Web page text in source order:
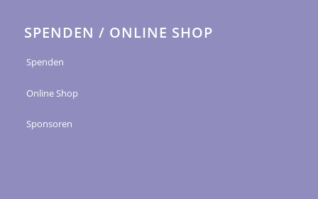
SPENDEN / ONLINE SHOP
Spenden
Online Shop
Sponsoren